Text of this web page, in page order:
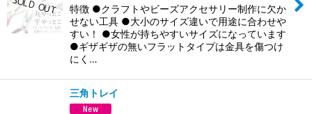
特徴 ●クラフトやビーズアクセサリー制作に欠か
せない工具 ●大小のサイズ違いで用途に合わせや
すい！ ●女性が持ちやすいサイズになっています
●ギザギザの無いフラットタイプは金具を傷つけ
にく…
三角トレイ